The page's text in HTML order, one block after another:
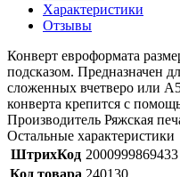
Характеристики
Отзывы
Конверт евроформата
подсказом. Предназначен
сложенных вчетверо или
конверта крепится с
Производитель Ряжская
Остальные характеристики
ШтрихКод 2000999869433
Код товара 240130